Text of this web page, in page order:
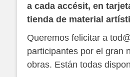
a cada accésit, en
tienda de material
Queremos felicitar a
participantes por el gran
obras. Están todas